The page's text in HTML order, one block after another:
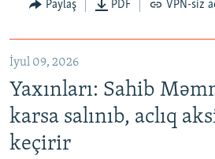
Paylaş PDF VPN-siz
İyul 09, 2026
Yaxınları: Sahib
karsa salınıb, aclıq
keçirir